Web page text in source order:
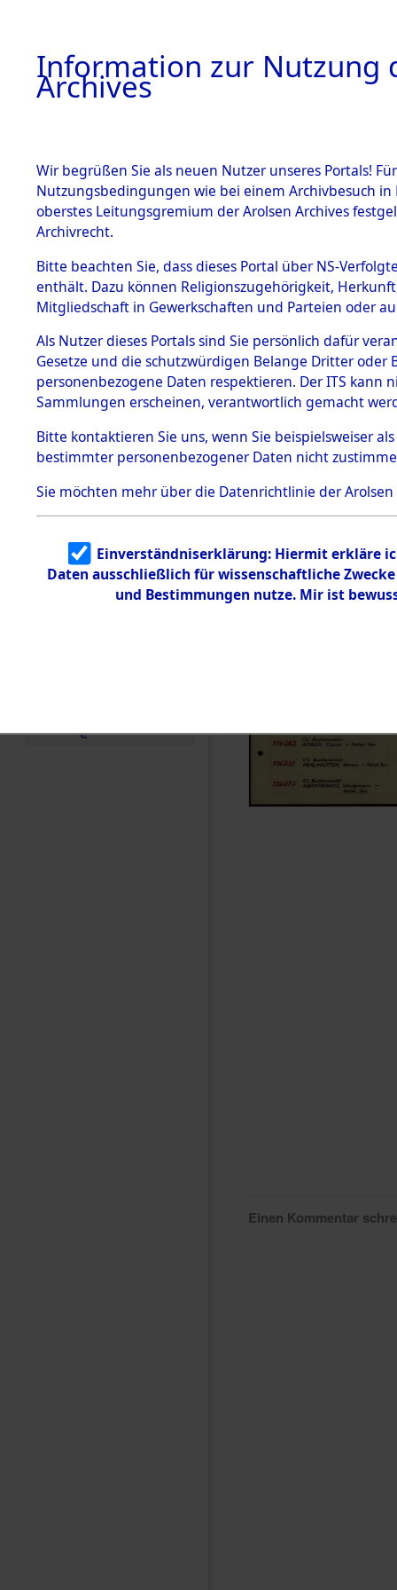
BESTÄNDE
1.
mente
5. Verschiedenes
5.3
Todesmärsche
5.3.1 Alliierte
Erhebungen
zu
Todesmärsch
en
5.3.2
Identifizierun
g
5.3.3
Todesmärsch
e
Dead -
Branch -
0004
Einen Kommentar
Information zur Nutzung
Archives
Wir begrüßen Sie als neuen Nutzer unseres Portals!
Nutzungsbedingungen wie bei einem Archivbesuch
oberstes Leitungsgremium der Arolsen Archives
Archivrecht.
Bitte beachten Sie, dass dieses Portal über NS-
enthält. Dazu können Religionszugehörigkeit,
Mitgliedschaft in Gewerkschaften und Parteien oder
Als Nutzer dieses Portals sind Sie persönlich dafür
Gesetze und die schutzwürdigen Belange Dritter
personenbezogene Daten respektieren. Der ITS
Sammlungen erscheinen, verantwortlich gemacht
Bitte kontaktieren Sie uns, wenn Sie beispielsweiser
bestimmter personenbezogener Daten nicht
Sie möchten mehr über die Datenrichtlinie der Arolsen
Einverständniserklärung: Hiermit erkläre
Daten ausschließlich für wissenschaftliche
und Bestimmungen nutze. Mir ist